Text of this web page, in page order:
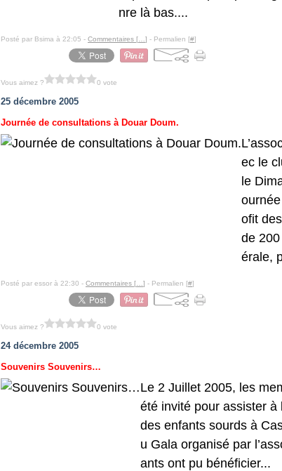
nre là bas....
Posté par Bsima à 22:05 - Commentaires [ ] - Permalien [#]
Vous aimez ? 0 vote
25 décembre 2005
Journée de consultations à Douar Doum.
ec le
le
ofit
de
érale,
Posté par essor à 22:30 - Commentaires [ ] - Permalien [#]
Vous aimez ? 0 vote
24 décembre 2005
Souvenirs Souvenirs…
Le 2 Juillet 2005, les
été invité pour assister à
des enfants sourds à
u Gala organisé par
ants ont pu bénéficier...